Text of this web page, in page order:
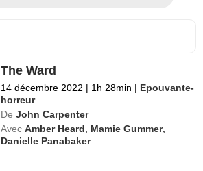
The Ward
14 décembre 2022 | 1h 28min | Epouvante-
horreur
De John Carpenter
Avec Amber Heard Mamie Gummer,
Danielle Panabaker